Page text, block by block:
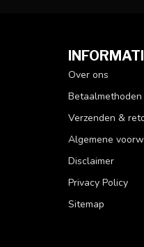
Over ons
Betaalmethoden
Verzenden &
Algemene
Disclaimer
Privacy Policy
Sitemap